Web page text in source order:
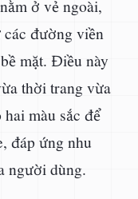
ở vẻ ngoài,
đường viền
mặt. Điều này
thời trang vừa
màu sắc để
đáp ứng nhu
người dùng.